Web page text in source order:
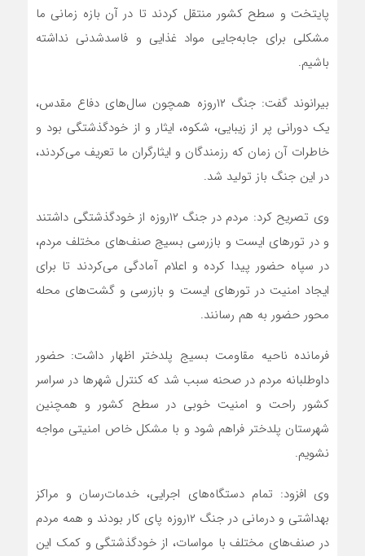
پایتخت و سطح کشور منتقل کردند تا در آن بازه زمانی ما
مشکلی برای جابه‌جایی مواد غذایی و فاسدشدنی نداشته
باشیم.
بیرانوند گفت: جنگ ۱۲روزه همچون سال‌های دفاع مقدس،
یک دورانی پر از زیبایی، شکوه، ایثار و از خودگذشتگی بود و
خاطرات آن زمان که رزمندگان و ایثارگران ما تعریف می‌کردند،
در این جنگ باز تولید شد.
وی تصریح کرد: مردم در جنگ ۱۲روزه از خودگذشتگی داشتند
و در تورهای ایست و بازرسی بسیج صنف‌های مختلف مردم،
در سپاه حضور پیدا کرده و اعلام آمادگی می‌کردند تا برای
ایجاد امنیت در تورهای ایست و بازرسی و گشت‌های محله
محور حضور به هم رسانند.
فرمانده ناحیه مقاومت بسیج پلدختر اظهار داشت: حضور
داوطلبانه مردم در صحنه سبب شد که کنترل شهرها در سراسر
کشور راحت و امنیت خوبی در سطح کشور و همچنین
شهرستان پلدختر فراهم شود و با مشکل خاص امنیتی مواجه
نشویم.
وی افزود: تمام دستگاه‌های اجرایی، خدمات‌رسان و مراکز
بهداشتی و درمانی در جنگ ۱۲روزه پای کار بودند و همه مردم
در صنف‌های مختلف با مواسات، از خودگذشتگی و کمک این